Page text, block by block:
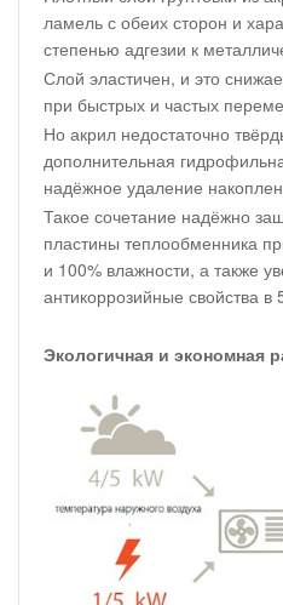
ламель с обеих сторон и
степенью адгезии к
Слой эластичен, и это
при быстрых и частых
Но акрил недостаточно
дополнительная
надёжное удаление
Такое сочетание надёжно
пластины теплообменника
и 100% влажности, а также
антикоррозийные свойства в
Экологичная и экономная